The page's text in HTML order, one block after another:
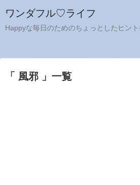
ワンダフル♡ライフ
Happyな毎日のためのちょっとしたヒン
「 風邪 」一覧